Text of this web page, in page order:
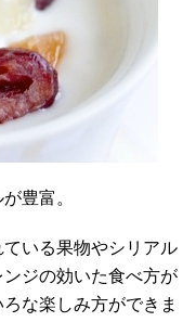
豊富。
いる果物やシリアル
ジの効いた食べ方が
な楽しみ方ができま